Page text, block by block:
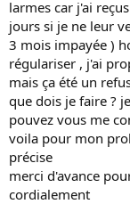
larmes car j'ai
jours si je ne leur
3 mois impayée )
régulariser , j'ai
mais ça été un
que dois je faire ?
pouvez vous me
voila pour mon
précise
merci d'avance
cordialement